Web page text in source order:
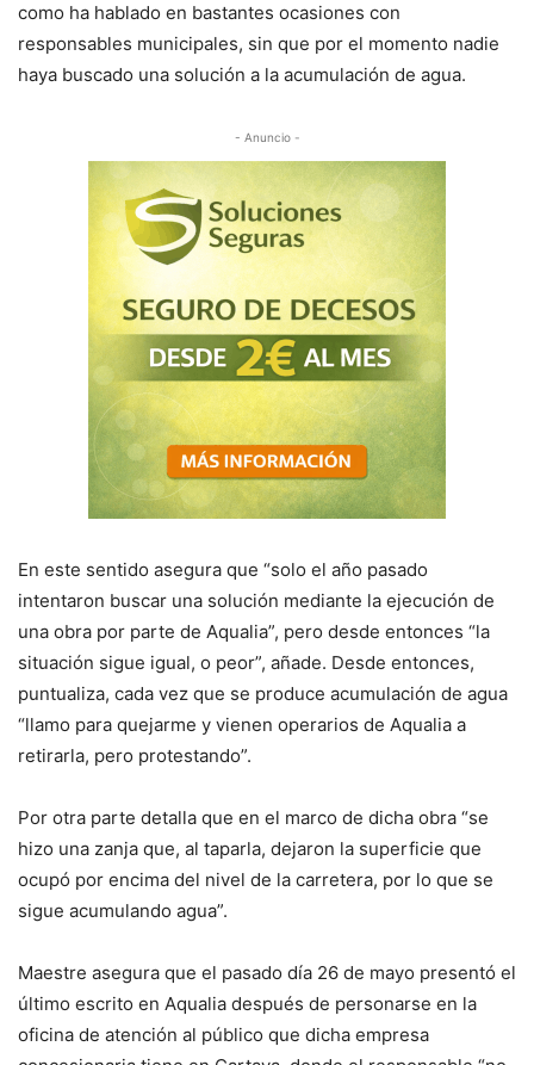
como ha hablado en bastantes ocasiones con
responsables municipales, sin que por el momento nadie
haya buscado una solución a la acumulación de agua.
- Anuncio -
En este sentido asegura que “solo el año pasado
intentaron buscar una solución mediante la ejecución de
una obra por parte de Aqualia”, pero desde entonces “la
situación sigue igual, o peor”, añade. Desde entonces,
puntualiza, cada vez que se produce acumulación de agua
“llamo para quejarme y vienen operarios de Aqualia a
retirarla, pero protestando”.
Por otra parte detalla que en el marco de dicha obra “se
hizo una zanja que, al taparla, dejaron la superficie que
ocupó por encima del nivel de la carretera, por lo que se
sigue acumulando agua”.
Maestre asegura que el pasado día 26 de mayo presentó el
último escrito en Aqualia después de personarse en la
oficina de atención al público que dicha empresa